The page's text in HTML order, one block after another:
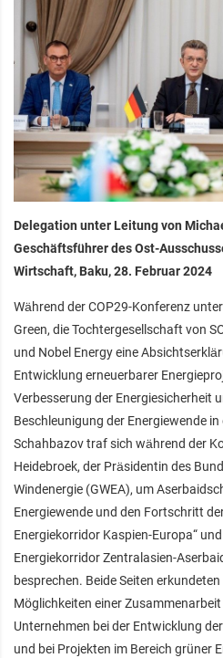
Delegation unter Leitung von
Geschäftsführer des Ost-
Wirtschaft, Baku, 28. Februar 2024
Während der COP29-Konferenz
Green, die Tochtergesellschaft von
und Nobel Energy eine
Entwicklung erneuerbarer
Verbesserung der Energiesicherheit
Beschleunigung der Energiewende
Schahbazov traf sich während der
Heidebroek, der Präsidentin des
Windenergie (GWEA), um
Energiewende und den Fortschritt
Energiekorridor Kaspien-Europa“
Energiekorridor Zentralasien-
besprechen. Beide Seiten
Möglichkeiten einer
Unternehmen bei der Entwicklung
und bei Projekten im Bereich grüner